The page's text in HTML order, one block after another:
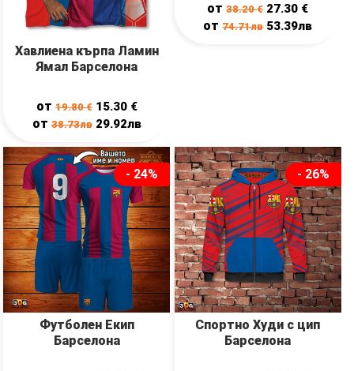
Хавлиена кърпа Ламин
Ямал Барселона
от19.80€ 15.30 €
от38.73лв 29.92лв
от38.20€ 27.30 €
от74.71лв 53.39лв
- 24%
Футболен Екип
Барселона
- 26%
Спортно Худи с цип
Барселона